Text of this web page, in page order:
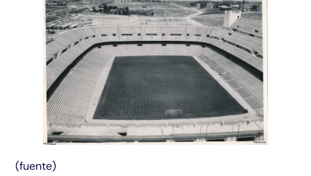
(fuente)